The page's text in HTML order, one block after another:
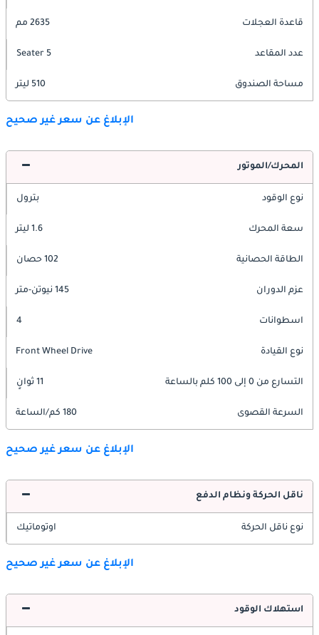
قاعدة العجلات 2635 مم
عدد المقاعد 5 Seater
مساحة الصندوق 510 ليتر
الإبلاغ عن سعر غير صحيح
المحرك/الموتور
نوع الوقود بترول
سعة المحرك 1.6 ليتر
الطاقة الحصانية 102 حصان
عزم الدوران 145 نيوتن-متر
اسطوانات 4
نوع القيادة Front Wheel Drive
التسارع من 0 إلى 100 كلم بالساعة 11 ثوانٍ
السرعة القصوى 180 كم/الساعة
الإبلاغ عن سعر غير صحيح
ناقل الحركة ونظام الدفع
نوع ناقل الحركة اوتوماتيك
الإبلاغ عن سعر غير صحيح
استهلاك الوقود